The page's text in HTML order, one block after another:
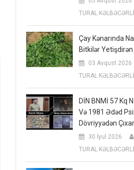
TURAL KƏLBƏCƏRLİ
Çay Kənarında
Bitkilər Yetişdirən
03 Avqust 2026
TURAL KƏLBƏCƏRLİ
DİN BNMİ 57 Kq
Və 1981 Ədəd
Dövriyyədən
30 İyul 2026
TURAL KƏLBƏCƏRLİ